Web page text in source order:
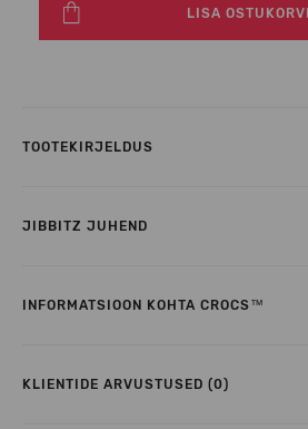
LISA OSTUKORVI
TOOTEKIRJELDUS
JIBBITZ JUHEND
INFORMATSIOON KOHTA CROCS™
KLIENTIDE ARVUSTUSED (0)